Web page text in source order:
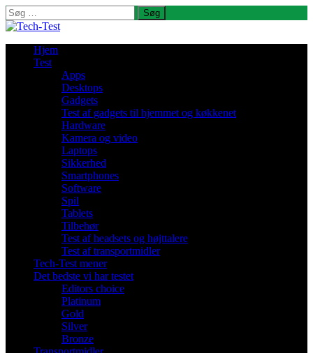
Søg
efter:
Hjem
Test
Apps
Desktops
Gadgets
Test af gadgets til hjemmet og køkkenet
Hardware
Kamera og video
Laptops
Sikkerhed
Smartphones
Software
Spil
Tablets
Tilbehør
Test af headsets og højttalere
Test af transportmidler
Tech-Test mener
Det bedste vi har testet
Editors choice
Platinum
Gold
Silver
Bronze